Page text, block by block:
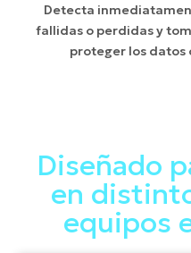
Detecta
fallidas o perdidas y
proteger los datos
Diseñado
en
equipos